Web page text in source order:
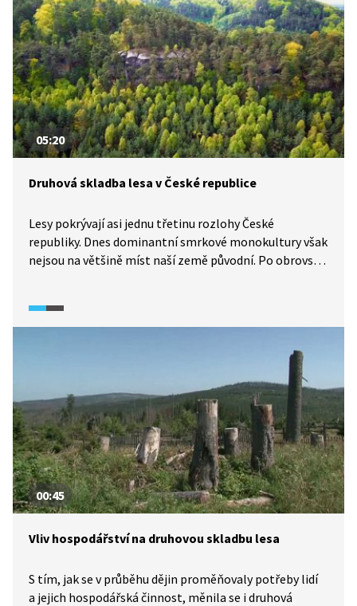
05:20
Druhová skladba lesa v České republice
Lesy pokrývají asi jednu třetinu rozlohy České
republiky. Dnes dominantní smrkové monokultury však
nejsou na většině míst naší země původní. Po obrovské
nově vysázených lesů je výrazně bohatší.
00:45
Vliv hospodářství na druhovou skladbu lesa
S tím, jak se v průběhu dějin proměňovaly potřeby lidí
a jejich hospodářská činnost, měnila se i druhová